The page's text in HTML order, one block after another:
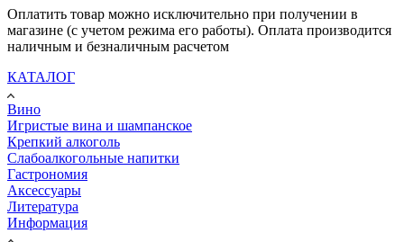
Оплатить товар можно исключительно при получении в
магазине (с учетом режима его работы). Оплата производится
наличным и безналичным расчетом
КАТАЛОГ
Вино
Игристые вина и шампанское
Крепкий алкоголь
Слабоалкогольные напитки
Гастрономия
Аксессуары
Литература
Информация